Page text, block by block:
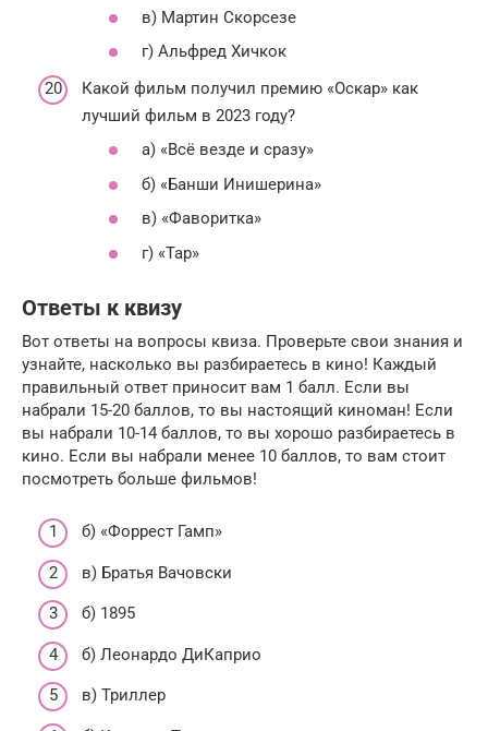
в) Мартин Скорсезе
г) Альфред Хичкок
Какой фильм получил премию «Оскар» как
лучший фильм в 2023 году?
а) «Всё везде и сразу»
б) «Банши Инишерина»
в) «Фаворитка»
г) «Тар»
Ответы к квизу
Вот ответы на вопросы квиза. Проверьте свои знания и
узнайте, насколько вы разбираетесь в кино! Каждый
правильный ответ приносит вам 1 балл. Если вы
набрали 15-20 баллов, то вы настоящий киноман! Если
вы набрали 10-14 баллов, то вы хорошо разбираетесь в
кино. Если вы набрали менее 10 баллов, то вам стоит
посмотреть больше фильмов!
б) «Форрест Гамп»
в) Братья Вачовски
б) 1895
б) Леонардо ДиКаприо
в) Триллер